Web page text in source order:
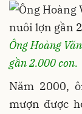
Ông Hoàng
gần 2.000 con.
Năm 2000,
mượn được